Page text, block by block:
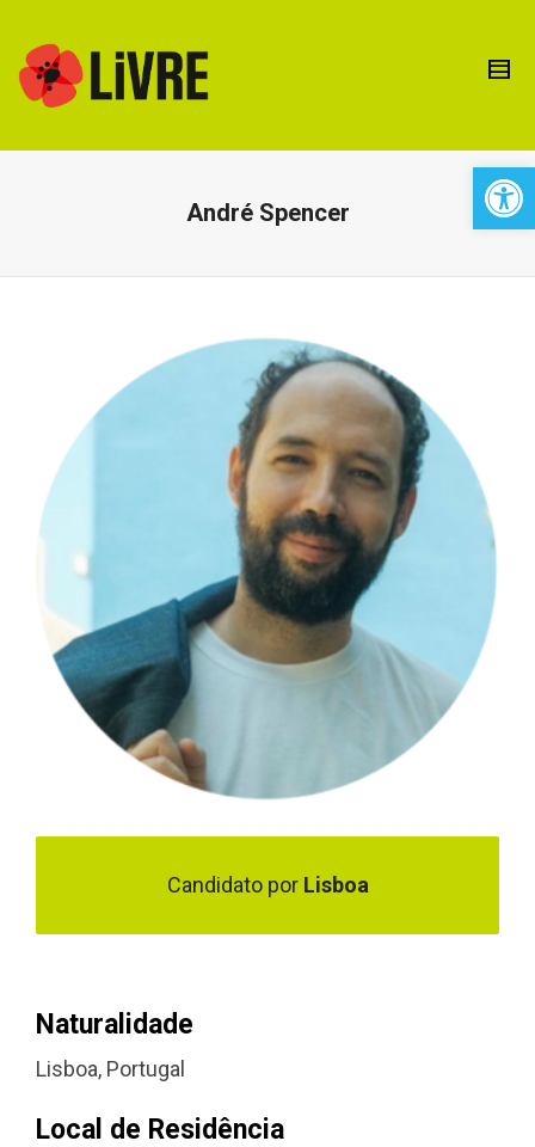
André Spencer
Candidato por Lisboa
Naturalidade
Lisboa, Portugal
Local de Residência